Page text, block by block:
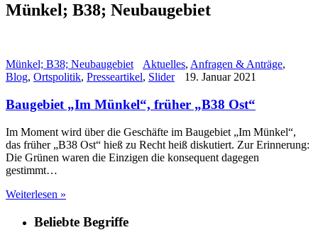
Münkel; B38; Neubaugebiet
Münkel; B38; Neubaugebiet Aktuelles, Anfragen & Anträge,
Blog, Ortspolitik, Presseartikel, Slider 19. Januar 2021
Baugebiet „Im Münkel“, früher „B38 Ost“
Im Moment wird über die Geschäfte im Baugebiet „Im Münkel“,
das früher „B38 Ost“ hieß zu Recht heiß diskutiert. Zur Erinnerung:
Die Grünen waren die Einzigen die konsequent dagegen
gestimmt…
Weiterlesen »
Beliebte Begriffe